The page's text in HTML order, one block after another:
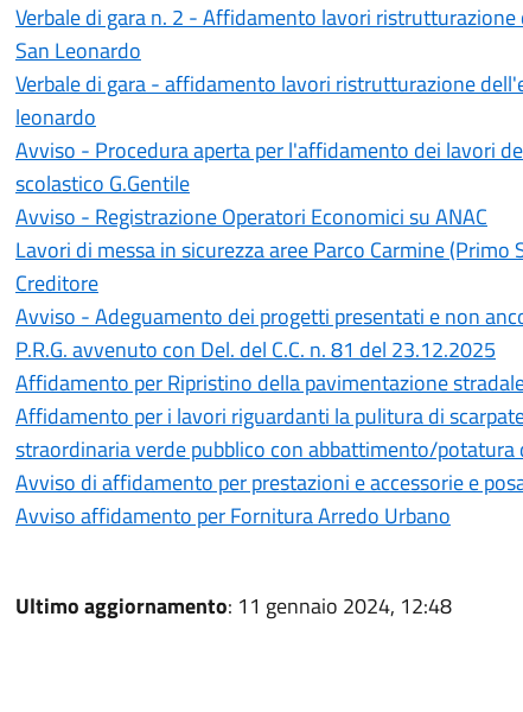
Verbale di gara n. 2 - Affidamento lavori
San Leonardo
Verbale di gara - affidamento lavori ristrutturazione
leonardo
Avviso - Procedura aperta per l'affidamento dei lavori
scolastico G.Gentile
Avviso - Registrazione Operatori Economici su ANAC
Lavori di messa in sicurezza aree Parco Carmine
Creditore
Avviso - Adeguamento dei progetti presentati e non
P.R.G. avvenuto con Del. del C.C. n. 81 del 23.12.2025
Affidamento per Ripristino della pavimentazione
Affidamento per i lavori riguardanti la pulitura di
straordinaria verde pubblico con abbattimento/potatura
Avviso di affidamento per prestazioni e accessorie e
Avviso affidamento per Fornitura Arredo Urbano
Ultimo aggiornamento: 11 gennaio 2024, 12:48